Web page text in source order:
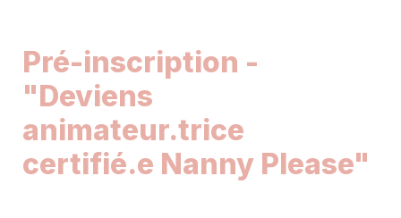
Pré-inscription -
"Deviens
animateur.trice
certifié.e Nanny Please"